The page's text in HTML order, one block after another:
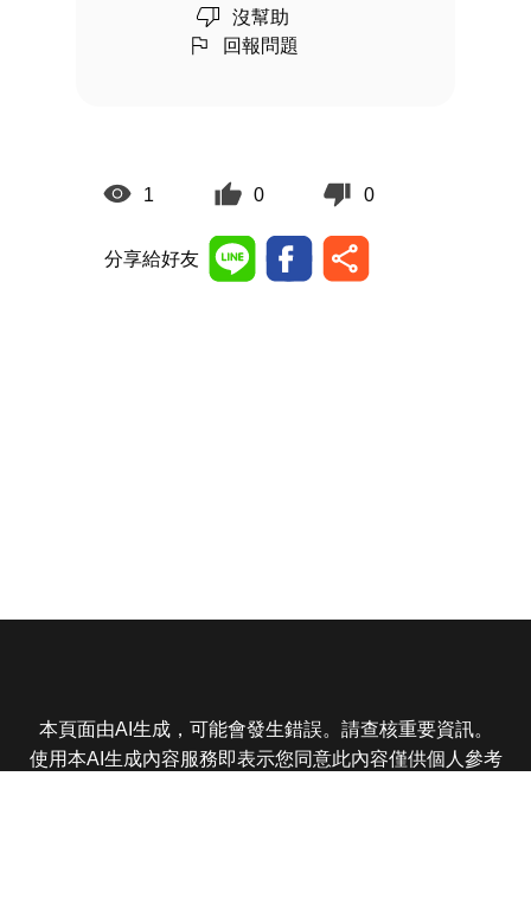
沒幫助
回報問題
1 0 0
分享給好友
本頁面由AI生成，可能會發生錯誤。請查核重要資訊。
使用本AI生成內容服務即表示您同意此內容僅供個人參考